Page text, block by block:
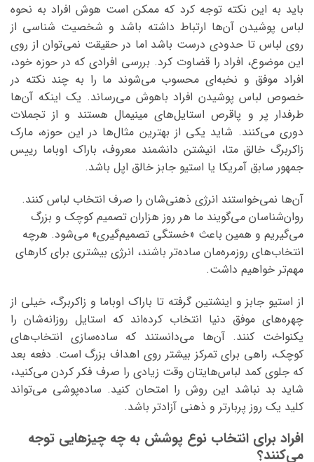
باید به این نکته توجه کرد که ممکن است هوش افراد به نحوه
لباس پوشیدن آن‌ها ارتباط داشته باشد و شخصیت شناسی از
روی لباس تا حدودی درست باشد اما در حقیقت نمی‌توان از روی
این موضوع، افراد را قضاوت کرد. بررسی افرادی که در حوزه خود،
افراد موفق و نخبه‌ای محسوب می‌شوند ما را به چند نکته در
خصوص لباس پوشیدن افراد باهوش می‌رساند. یک اینکه آن‌ها
طرفدار پر و پاقرص استایل‌های مینیمال هستند و از تجملات
دوری می‌کنند. شاید یکی از بهترین مثال‌ها در این حوزه، مارک
زاکربرگ خالق متا، انیشتن دانشمند معروف، باراک اوباما رییس
جمهور سابق آمریکا یا استیو جابز خالق اپل باشد.
آن‌ها نمی‌خواستند انرژی ذهنی‌شان را صرف انتخاب لباس کنند.
روان‌شناسان می‌گویند ما هر روز هزاران تصمیم کوچک و بزرگ
می‌گیریم و همین باعث «خستگی تصمیم‌گیری» می‌شود. هرچه
انتخاب‌های روزمره‌مان ساده‌تر باشند، انرژی بیشتری برای کارهای
مهم‌تر خواهیم داشت.
از استیو جابز و اینشتین گرفته تا باراک اوباما و زاکربرگ، خیلی از
چهره‌های موفق دنیا انتخاب کرده‌اند که استایل روزانه‌شان را
یکنواخت کنند. آن‌ها می‌دانستند که ساده‌سازی انتخاب‌های
کوچک، راهی برای تمرکز بیشتر روی اهداف بزرگ است. دفعه بعد
که جلوی کمد لباس‌هایتان وقت زیادی را صرف فکر کردن می‌کنید،
شاید بد نباشد این روش را امتحان کنید. ساده‌پوشی می‌تواند
کلید یک روز پربارتر و ذهنی آزادتر باشد.
افراد برای انتخاب نوع پوشش به چه چیزهایی توجه
می‌کنند؟